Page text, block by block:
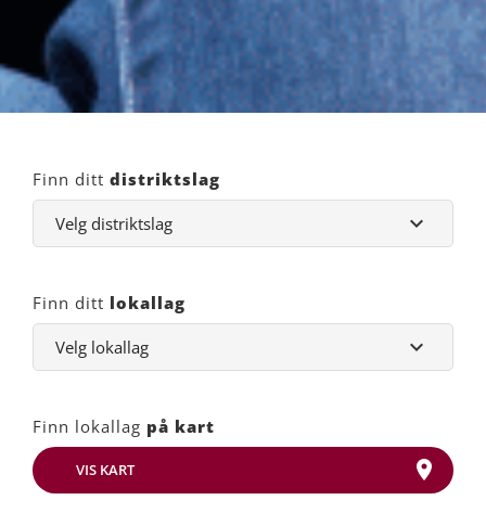
Finn ditt distriktslag
Finn ditt lokallag
Finn lokallag på kart
VIS KART